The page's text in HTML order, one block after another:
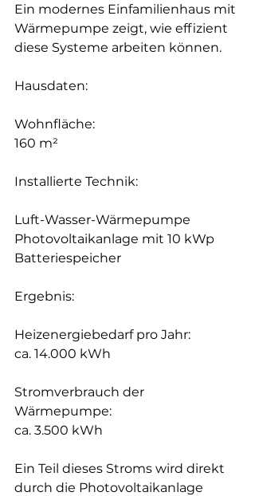
Ein modernes Einfamilienhaus mit
Wärmepumpe zeigt, wie effizient
diese Systeme arbeiten können.
Hausdaten:
Wohnfläche:
160 m²
Installierte Technik:
Luft-Wasser-Wärmepumpe
Photovoltaikanlage mit 10 kWp
Batteriespeicher
Ergebnis:
Heizenergiebedarf pro Jahr:
ca. 14.000 kWh
Stromverbrauch der
Wärmepumpe:
ca. 3.500 kWh
Ein Teil dieses Stroms wird direkt
durch die Photovoltaikanlage